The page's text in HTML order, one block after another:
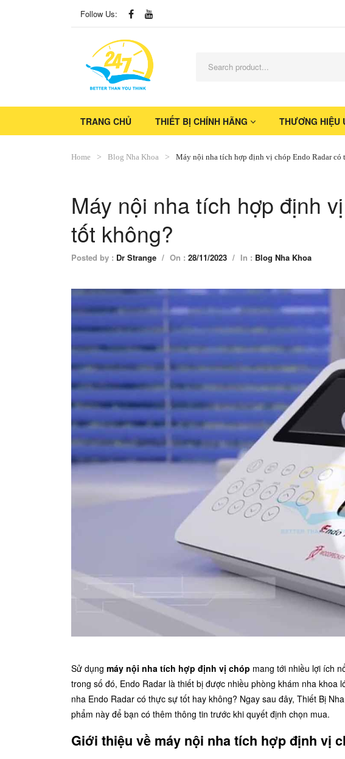
Follow Us:
TRANG CHỦ
THIẾT BỊ CHÍNH HÃNG THƯƠNG HIỆU
Home Blog Nha Khoa Máy nội nha tích hợp định vị chóp Endo Radar có
Máy nội nha tích hợp định
tốt không?
Posted by : Dr Strange / On : 28/11/2023 / In : Blog Nha Khoa
Sử dụng máy nội nha tích hợp định vị chóp mang tới nhiều lợi ích
trong số đó, Endo Radar là thiết bị được nhiều phòng khám nha
nha Endo Radar có thực sự tốt hay không? Ngay sau đây, Thiết Bị
phẩm này để bạn có thêm thông tin trước khi quyết định chọn mua.
Giới thiệu về máy nội nha tích hợp định vị